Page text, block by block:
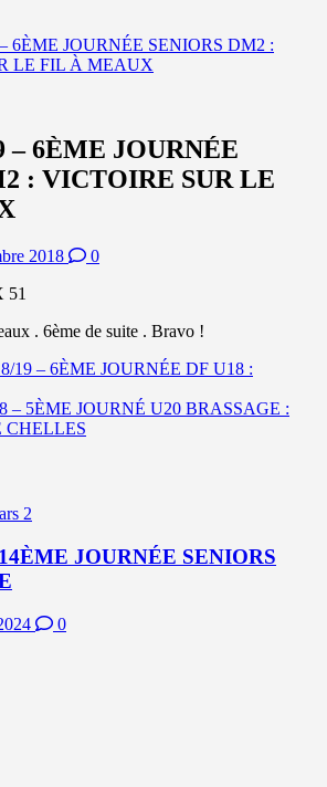
6ÈME JOURNÉE SENIORS DM2 :
LE FIL À MEAUX
– 6ÈME JOURNÉE
: VICTOIRE SUR LE
2018
0
51
. 6ème de suite . Bravo !
19 – 6ÈME JOURNÉE DF U18 :
– 5ÈME JOURNÉ U20 BRASSAGE :
CHELLES
2
JOURNÉE SENIORS
0